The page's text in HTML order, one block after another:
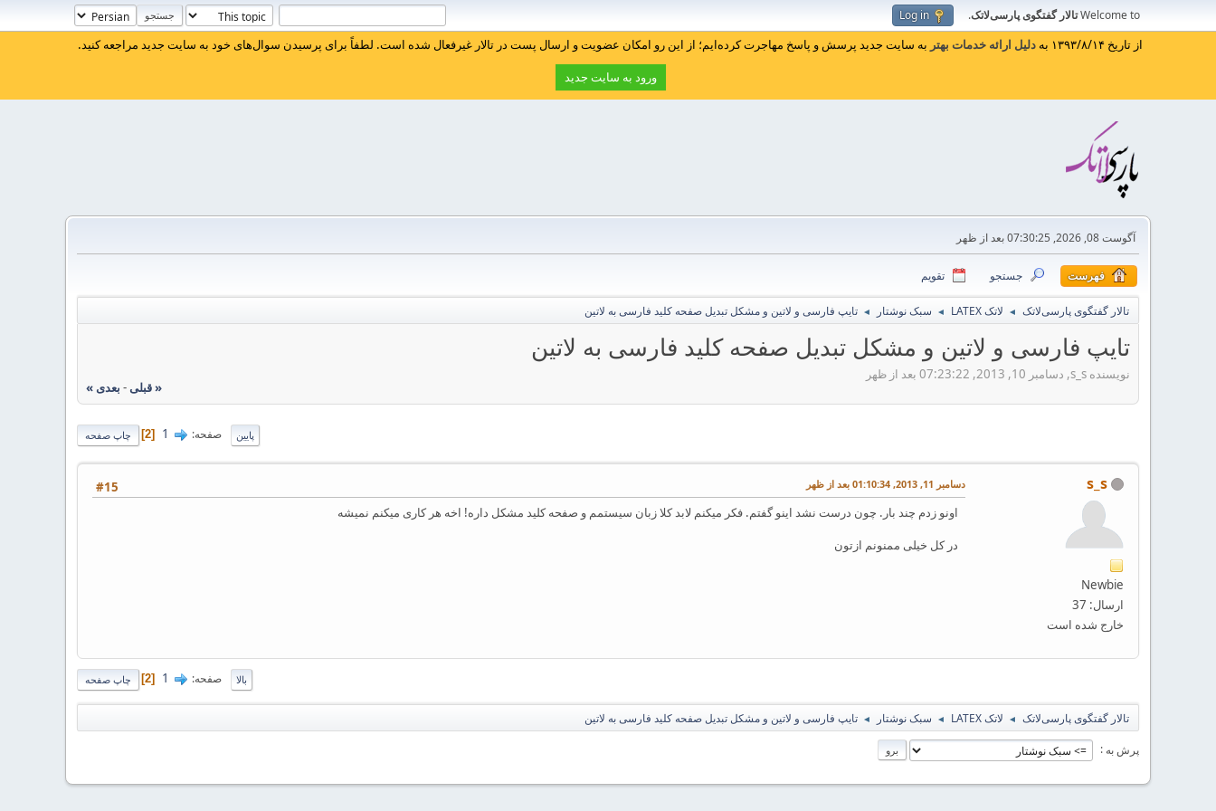
Welcome toتالار گفتگوی پارسی‌لاتک.
Log in
از تاریخ ۱۳۹۳/۸/۱۴ به دلیل ارائه خدمات بهتر به سایت جدید پرسش و پاسخ مهاجرت کرده‌ایم؛ از این رو امکان عضویت و ارسال پست در تالار غیرفعال شده است. لطفاً برای پرسیدن سوال‌های خود به سایت جدید مراجعه کنید.
ورود به سایت جدید
آگوست 08, 2026, 07:30:25 بعد از ظهر
فهرست جستجو تقویم
تالار گفتگوی پارسی‌لاتک ◄ لاتک LATEX ◄ سبک نوشتار ◄ تایپ فارسی و لاتین و مشکل تبدیل صفحه کلید فارسی به لاتین
تایپ فارسی و لاتین و مشکل تبدیل صفحه کلید فارسی به لاتین
نویسنده s_s, دسامبر 10, 2013, 07:23:22 بعد از ظهر
« قبلی- بعدی »
چاپ صفحه پایین صفحه 1
2
s_s
Newbie
ارسال: 37
خارج شده است
#15 دسامبر 11, 2013, 01:10:34 بعد از ظهر
اونو زدم چند بار. چون درست نشد اینو گفتم. فکر میکنم لابد کلا زبان سیستمم و صفحه کلید مشکل داره! اخه هر کاری میکنم نمیشه
در کل خیلی ممنونم ازتون
چاپ صفحه بالا صفحه 1
2
تالار گفتگوی پارسی‌لاتک ◄ لاتک LATEX ◄ سبک نوشتار ◄ تایپ فارسی و لاتین و مشکل تبدیل صفحه کلید فارسی به لاتین
پرش به